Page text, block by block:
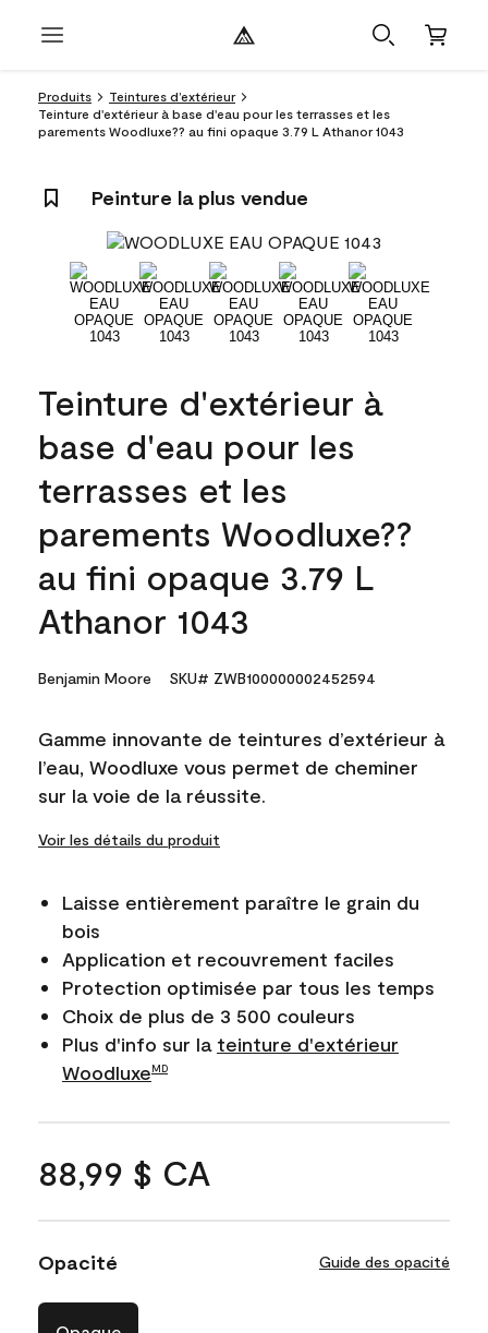
Produits
Teintures d’extérieur
Teinture d'extérieur à base d'eau pour les terrasses et les
parements Woodluxe?? au fini opaque 3.79 L Athanor 1043
Peinture la plus vendue
Teinture d'extérieur à
base d'eau pour les
terrasses et les
parements Woodluxe??
au fini opaque 3.79 L
Athanor 1043
Benjamin Moore SKU# ZWB100000002452594
Gamme innovante de teintures d’extérieur à
l’eau, Woodluxe vous permet de cheminer
sur la voie de la réussite.
Voir les détails du produit
Laisse entièrement paraître le grain du
bois
Application et recouvrement faciles
Protection optimisée par tous les temps
Choix de plus de 3 500 couleurs
Plus d'info sur la teinture d'extérieur
WoodluxeMD
88,99 $ CA
Opacité Guide des opacité